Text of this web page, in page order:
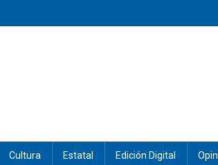
Cultura Estatal Edición Digital